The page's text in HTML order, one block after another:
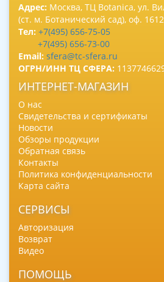
Адрес: Москва, ТЦ Botanica, ул.
(ст. м. Ботанический сад), оф.
Тел: +7(495) 656-75-05
+7(495) 656-73-00
Email: sfera@tc-sfera.ru
ОГРН/ИНН ТЦ СФЕРА:
ИНТЕРНЕТ-МАГАЗИН
О нас
Свидетельства и сертификаты
Новости
Обзоры продукции
Обратная связь
Контакты
Политика конфиденциальности
Карта сайта
СЕРВИСЫ
Авторизация
Возврат
Видео
ПОМОЩЬ